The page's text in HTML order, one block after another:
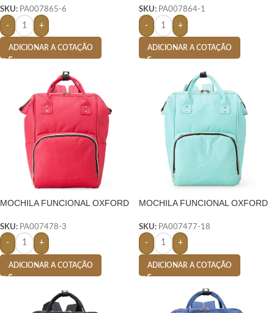
SKU: PA007865-6
- +
ADICIONAR A COTAÇÃO
SKU: PA007864-1
- +
ADICIONAR A COTAÇÃO
MOCHILA FUNCIONAL OXFORD
SKU: PA007478-3
- +
ADICIONAR A COTAÇÃO
MOCHILA FUNCIONAL OXFORD
SKU: PA007477-18
- +
ADICIONAR A COTAÇÃO